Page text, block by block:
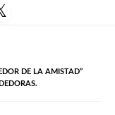
DE LA AMISTAD”